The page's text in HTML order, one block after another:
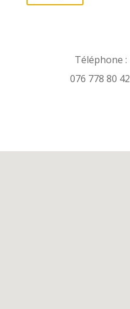
Téléphone :
076 778 80 42